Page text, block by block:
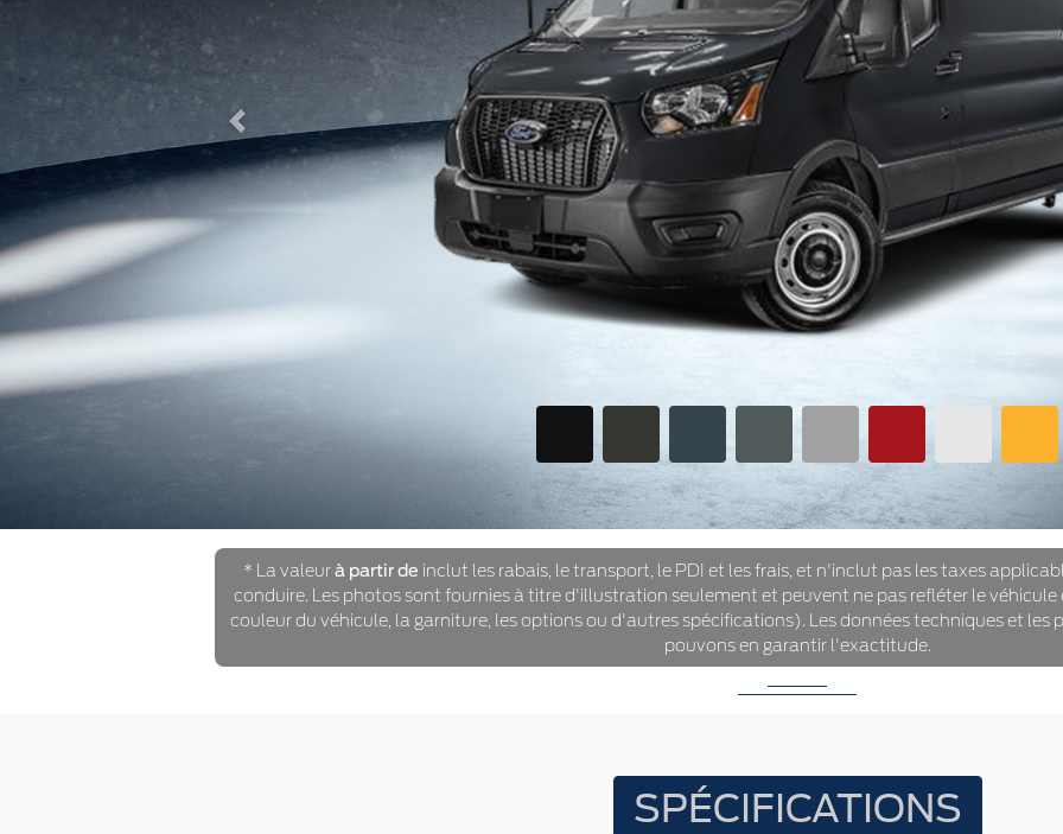
Previous
* La valeurà partir de inclut les rabais, le transport, le PDI et les frais, et n'inclut pas les taxes
conduire. Les photos sont fournies à titre d'illustration seulement et peuvent ne pas refléter le
couleur du véhicule, la garniture, les options ou d'autres spécifications). Les données techniques et les
pouvons en garantir l'exactitude.
SPÉCIFICATIONS